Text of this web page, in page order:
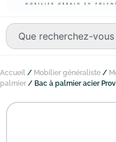
Accueil / Mobilier généraliste /
palmier/ Bac à palmier acier